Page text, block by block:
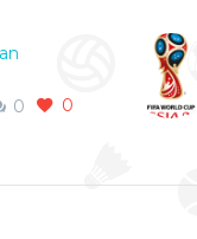
TPS:n
0 0